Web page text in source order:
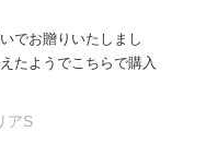
でお贈りいたしまし
たようでこちらで購入
アS